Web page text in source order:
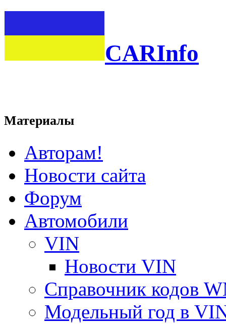
CARInfo
Материалы
Авторам!
Новости сайта
Форум
Автомобили
VIN
Новости VIN
Справочник кодов
Модельный год в